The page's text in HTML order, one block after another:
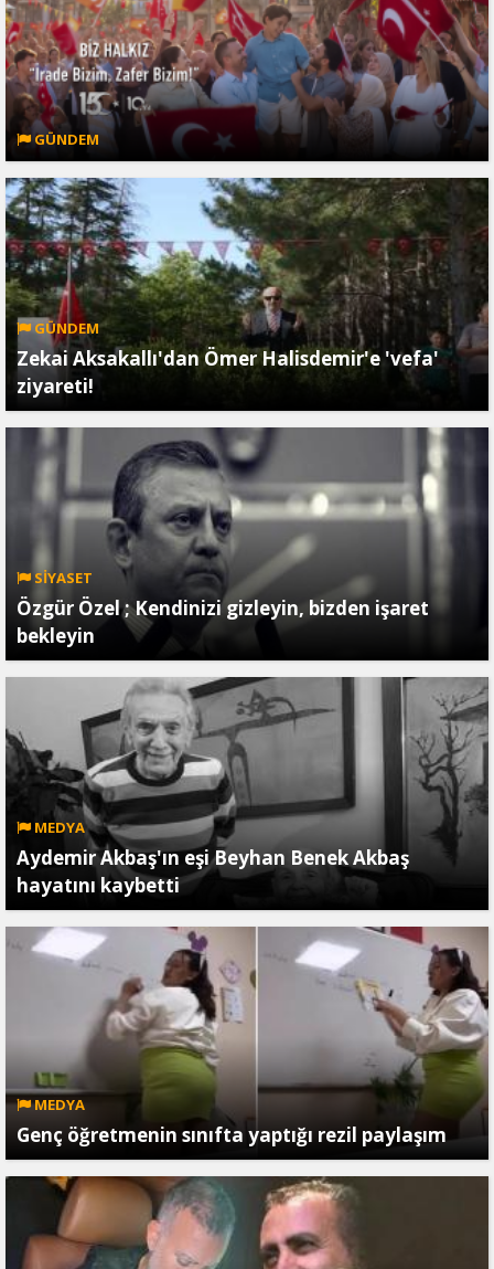
GÜNDEM
GÜNDEM
Zekai Aksakallı'dan Ömer Halisdemir'e 'vefa'
ziyareti!
SİYASET
Özgür Özel ; Kendinizi gizleyin, bizden işaret
bekleyin
MEDYA
Aydemir Akbaş'ın eşi Beyhan Benek Akbaş
hayatını kaybetti
MEDYA
Genç öğretmenin sınıfta yaptığı rezil paylaşım